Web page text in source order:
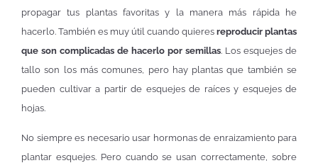
propagar tus plantas favoritas y la manera más rápida he
hacerlo. También es muy útil cuando quieres reproducir plantas
que son complicadas de hacerlo por semillas. Los esquejes de
tallo son los más comunes, pero hay plantas que también se
pueden cultivar a partir de esquejes de raíces y esquejes de
hojas.
No siempre es necesario usar hormonas de enraizamiento para
plantar esquejes. Pero cuando se usan correctamente, sobre